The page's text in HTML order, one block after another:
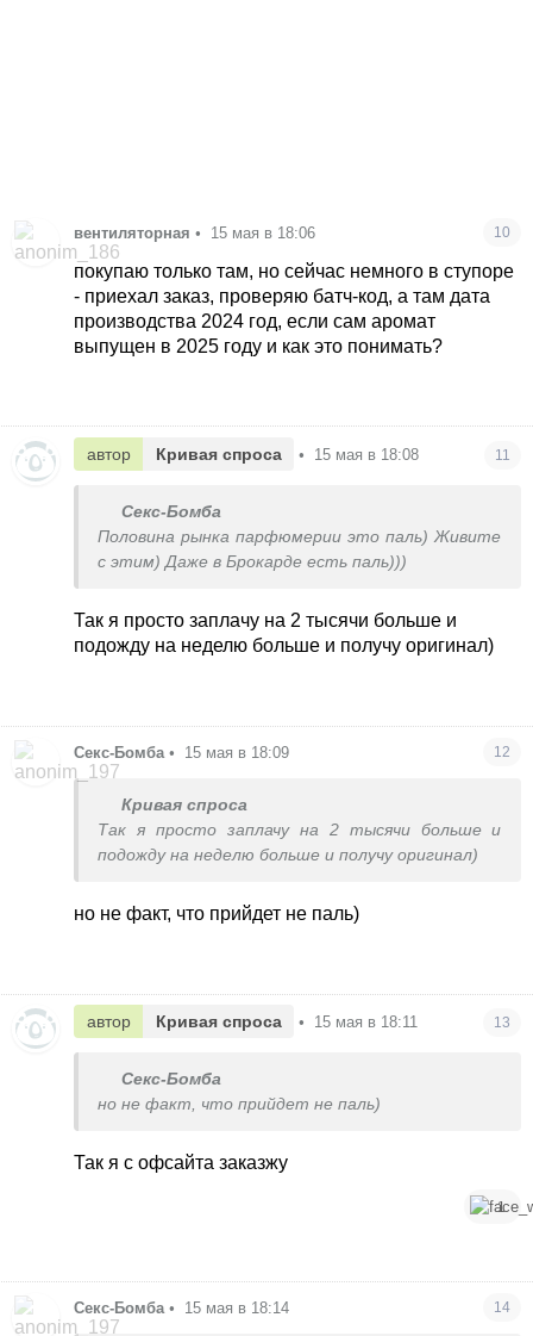
вентиляторная • 15 мая в 18:06 10
покупаю только там, но сейчас немного в ступоре
- приехал заказ, проверяю батч-код, а там дата
производства 2024 год, если сам аромат
выпущен в 2025 году и как это понимать?
автор Кривая спроса • 15 мая в 18:08 11
Секс-Бомба
Половина рынка парфюмерии это паль) Живите
с этим) Даже в Брокарде есть паль)))
Так я просто заплачу на 2 тысячи больше и
подожду на неделю больше и получу оригинал)
Секс-Бомба • 15 мая в 18:09 12
Кривая спроса
Так я просто заплачу на 2 тысячи больше и
подожду на неделю больше и получу оригинал)
но не факт, что прийдет не паль)
автор Кривая спроса • 15 мая в 18:11 13
Секс-Бомба
но не факт, что прийдет не паль)
Так я с офсайта заказжу
1
Секс-Бомба • 15 мая в 18:14 14